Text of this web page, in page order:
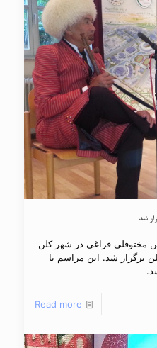
شد
مختوقلی فراغی در شهر کلن
برگزار شد. این مراسم با
Read more